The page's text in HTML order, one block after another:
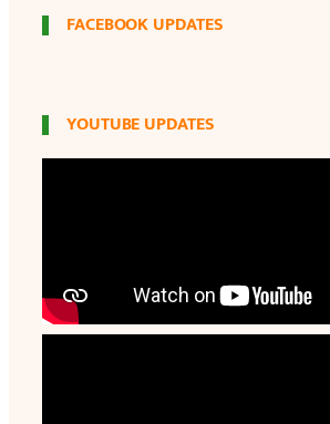
FACEBOOK UPDATES
YOUTUBE UPDATES